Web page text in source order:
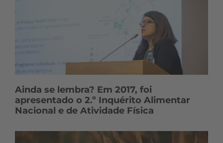
Ainda se lembra? Em 2017, foi
apresentado o 2.º Inquérito Alimentar
Nacional e de Atividade Física